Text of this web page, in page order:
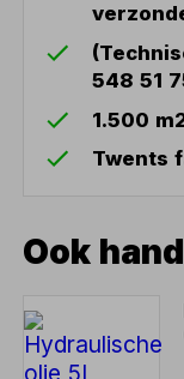
548 51
1.500
Twents
Ook